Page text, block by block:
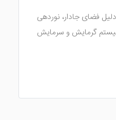
دلیل فضای جادار، نوردهی
سیستم گرمایش و سرمایش